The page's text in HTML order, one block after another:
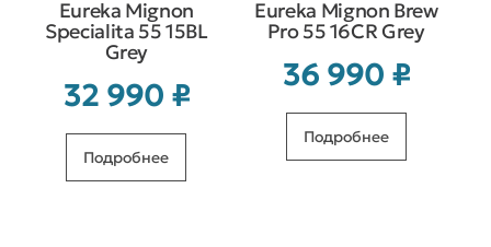
Eureka Mignon
Specialita 55 15BL
Grey
32 990 ₽
Подробнее
Eureka Mignon Brew
Pro 55 16CR Grey
36 990 ₽
Подробнее